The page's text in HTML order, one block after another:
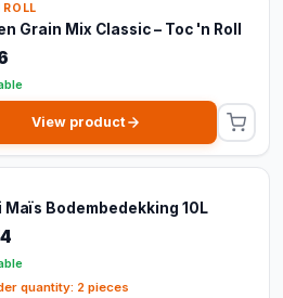
Grain Mix Classic – Toc 'n Roll
View product
Maïs Bodembedekking 10L
quantity: 2 pieces